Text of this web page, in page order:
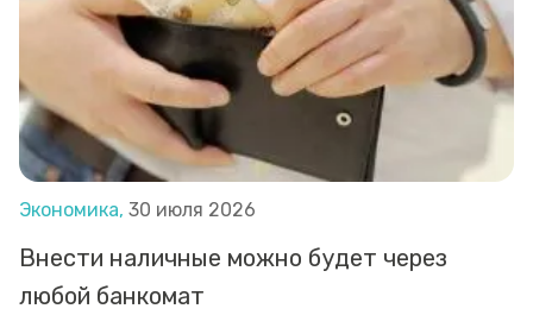
Экономика, 30 июля 2026
Внести наличные можно будет через
любой банкомат